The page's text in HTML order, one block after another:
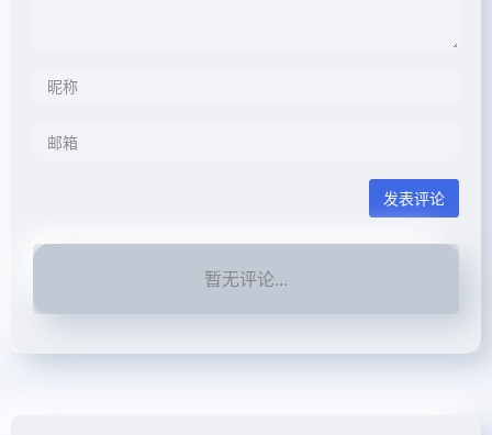
发表评论
暂无评论...